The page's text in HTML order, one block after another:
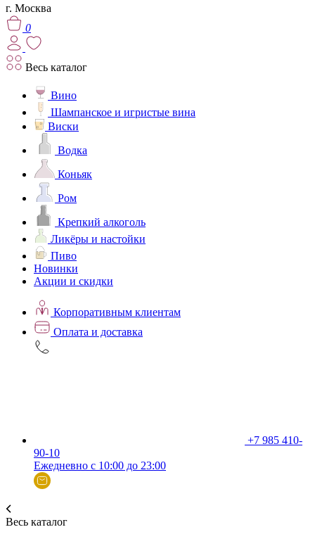
г. Москва
0
Весь каталог
Вино
Шампанское и игристые вина
Виски
Водка
Коньяк
Ром
Крепкий алкоголь
Ликёры и настойки
Пиво
Новинки
Акции и скидки
Корпоративным клиентам
Оплата и доставка
+7 985 410-
90-10
Ежедневно с 10:00 до 23:00
Весь каталог